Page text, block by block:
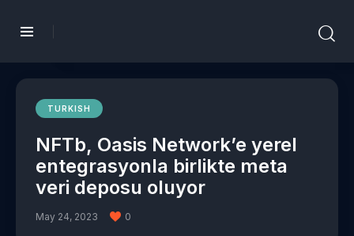
TURKISH
NFTb, Oasis Network’e yerel
entegrasyonla birlikte meta
veri deposu oluyor
May 24, 2023 0